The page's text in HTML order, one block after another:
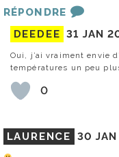
RÉPONDRE
DEEDEE 31 JAN
Oui, j’ai vraiment envie
températures un peu
0
LAURENCE 30